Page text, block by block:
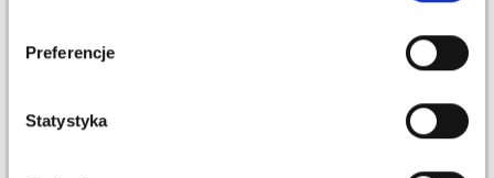
Preferencje
Statystyka